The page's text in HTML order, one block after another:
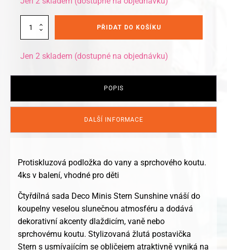
Kleine
protiskluzová
Stern
PŘIDAT DO KOŠÍKU
Jen 2 skladem (dostupné na objednávku)
POPIS
DALŠÍ INFORMACE
Protiskluzová podložka do vany a sprchového koutu.
4ks v balení, vhodné pro děti
Čtyřdílná sada Deco Minis Stern Sunshine vnáší do
koupelny veselou slunečnou atmosféru a dodává
dekorativní akcenty dlaždicím, vaně nebo
sprchovému koutu. Stylizovaná žlutá postavička
Stern s usmívajícím se obličejem atraktivně vyniká na